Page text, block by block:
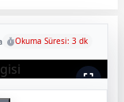
Okuma Süresi: 3 dk